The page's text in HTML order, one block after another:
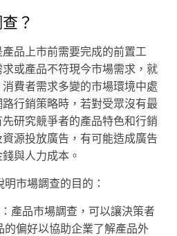
？
品上市前需要完成的前置工
或產品不符現今市場需求，就
費者需求多變的市場環境中處
行銷策略時，若對受眾沒有最
研究競爭者的產品特色和行銷
源投放廣告，有可能造成廣告
與人力成本。
市場調查的目的：
產品市場調查，可以讓決策者
的偏好以協助企業了解產品外